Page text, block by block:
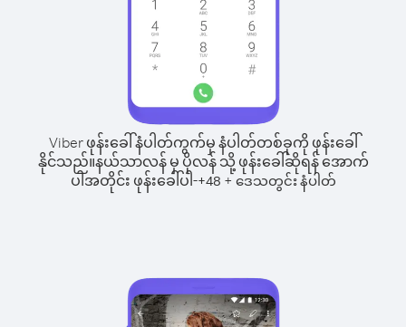
Viber ဖုန်းခေါ်နံပါတ်ကွက်မှ နံပါတ်တစ်ခုကို ဖုန်းခေါ်
နိုင်သည်။နယ်သာလန် မှ ပိုလန် သို့ ဖုန်းခေါ်ဆိုရန် အောက်
ပါအတိုင်း ဖုန်းခေါ်ပါ-+48 +ဒေသတွင်း နံပါတ်